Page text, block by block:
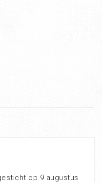
op 9 augustus